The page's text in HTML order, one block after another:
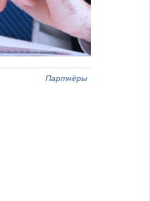
Партнёры